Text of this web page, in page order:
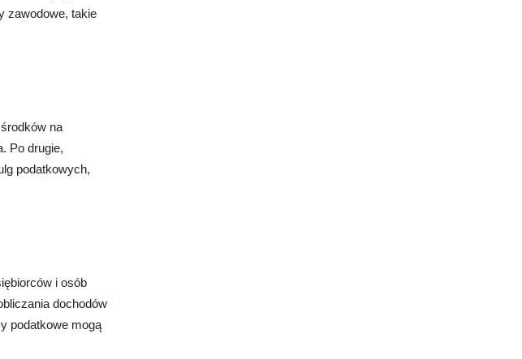
zawodowe, takie
na
Po drugie,
podatkowych,
i osób
dochodów
podatkowe mogą